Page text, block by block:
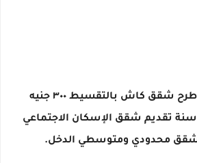
مفاجاة السيسي طرح شقق كاش بالتقسيط ٣٠٠ جنيه
شهري تقسيط ٣٠ سنة تقديم شقق الإسكان الاجتماعي